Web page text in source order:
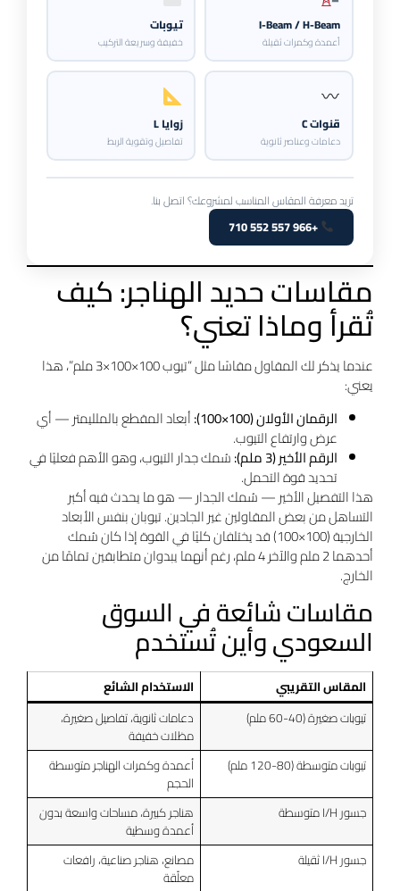
I-Beam / H-Beam
أعمدة وكمرات ثقيلة
تيوبات
خفيفة وسريعة التركيب
قنوات C
دعامات وعناصر ثانوية
زوايا L
تفاصيل وتقوية الربط
تريد معرفة المقاس المناسب لمشروعك؟ اتصل بنا.
+966 557 552 710
مقاسات حديد الهناجر: كيف
تُقرأ وماذا تعني؟
عندما يذكر لك المقاول مقاسًا مثل “تيوب 100×100×3 ملم”، هذا
يعني:
الرقمان الأولان (100×100):
أبعاد المقطع بالملليمتر — أي
عرض وارتفاع التيوب.
الرقم الأخير (3 ملم): سُمك جدار التيوب، وهو الأهم فعليًا في
تحديد قوة التحمل.
هذا التفصيل الأخير — سُمك الجدار — هو ما يحدث فيه أكبر
التساهل من بعض المقاولين غير الجادين. تيوبان بنفس الأبعاد
الخارجية (100×100) قد يختلفان كليًا في القوة إذا كان سُمك
أحدهما 2 ملم والآخر 4 ملم، رغم أنهما يبدوان متطابقين تمامًا من
الخارج.
مقاسات شائعة في السوق
السعودي وأين تُستخدم
المقاس التقريبي
الاستخدام الشائع
تيوبات صغيرة (40-60 ملم)
دعامات ثانوية، تفاصيل صغيرة،
مظلات خفيفة
تيوبات متوسطة (80-120 ملم)
أعمدة وكمرات الهناجر متوسطة
الحجم
جسور I/H متوسطة
هناجر كبيرة، مساحات واسعة بدون
أعمدة وسطية
جسور I/H ثقيلة
مصانع، هناجر صناعية، رافعات
معلّقة